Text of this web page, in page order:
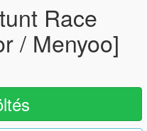
Race
/ Menyoo]